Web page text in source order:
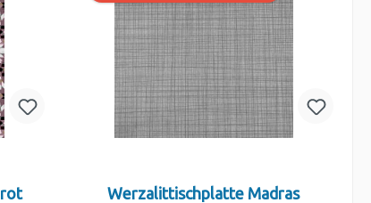
Werzalittischplatte Madras